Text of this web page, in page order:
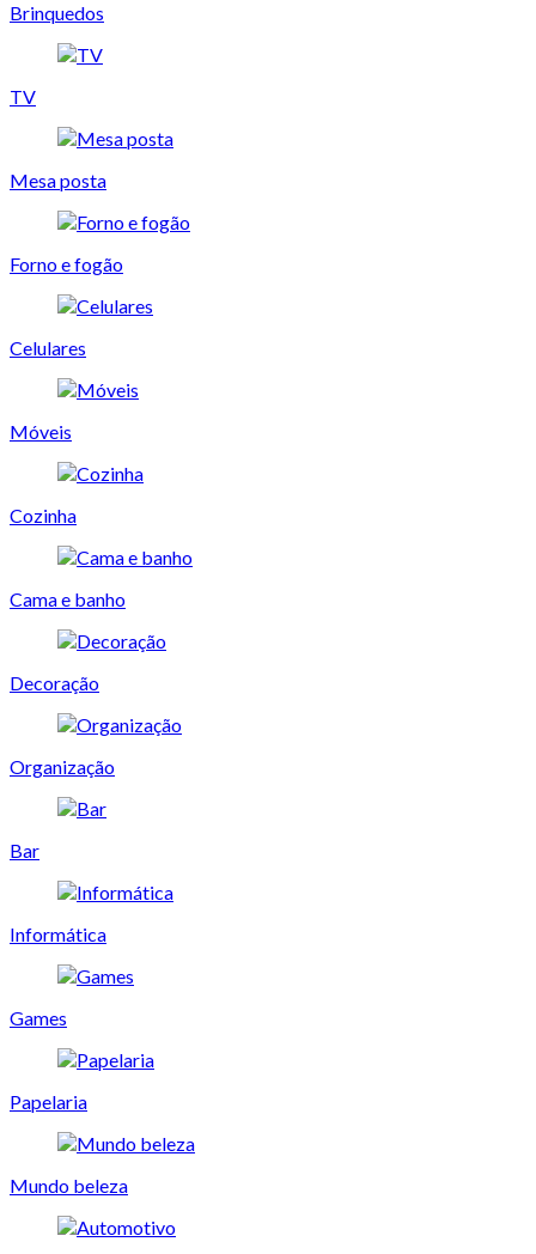
Brinquedos
TV
Mesa posta
Forno e fogão
Celulares
Móveis
Cozinha
Cama e banho
Decoração
Organização
Bar
Informática
Games
Papelaria
Mundo beleza